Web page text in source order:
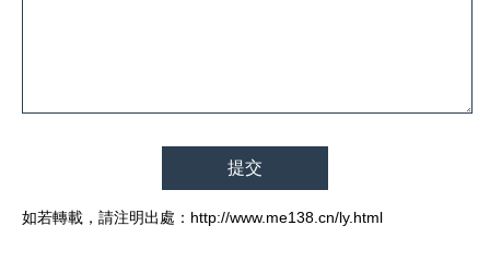
如若轉載，請注明出處：http://www.me138.cn/ly.html